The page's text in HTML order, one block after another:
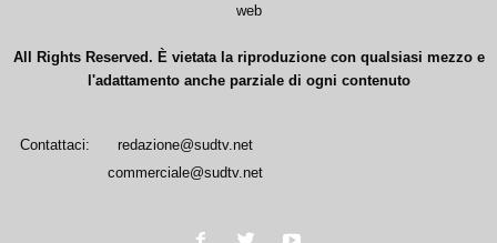
web
All Rights Reserved. È vietata la riproduzione con qualsiasi mezzo e
l'adattamento anche parziale di ogni contenuto
Contattaci:
redazione@sudtv.net
commerciale@sudtv.net